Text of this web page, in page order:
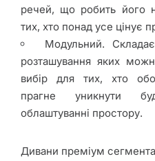
речей, що робить його
тих, хто понад усе цінує
Модульний.
розташування яких
вибір для тих, хто
прагне уникнути
облаштуванні простору.
Дивани преміум